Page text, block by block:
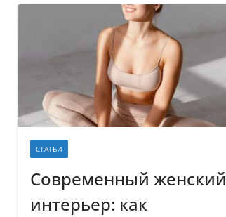
СТАТЬИ
Современный женский
интерьер: как